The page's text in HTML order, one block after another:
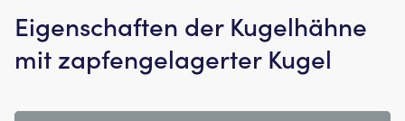
Eigenschaften der Kugelhähne
mit zapfengelagerter Kugel